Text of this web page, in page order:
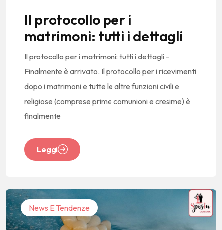
Il protocollo per i
matrimoni: tutti i dettagli
Il protocollo per i matrimoni: tutti i dettagli –
Finalmente è arrivato. Il protocollo per i ricevimenti
dopo i matrimoni e tutte le altre funzioni civili e
religiose (comprese prime comunioni e cresime) è
finalmente
Leggi
News E Tendenze